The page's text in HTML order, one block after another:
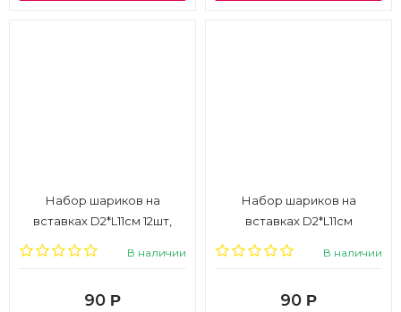
Набор шариков на
вставках D2*L11см 12шт,
золотой, 1/6
В наличии
90 Р
Набор шариков на
вставках D2*L11см
12шт,серебро, 1/6
В наличии
90 Р